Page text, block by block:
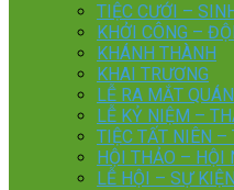
TIỆC CƯỚI –
KHỞI CÔNG –
KHÁNH THÀNH
KHAI TRƯƠNG
LỄ RA MẮT
LỄ KỶ NIỆM –
TIỆC TẤT NIÊN
HỘI THẢO – HỘI
LỄ HỘI – SỰ